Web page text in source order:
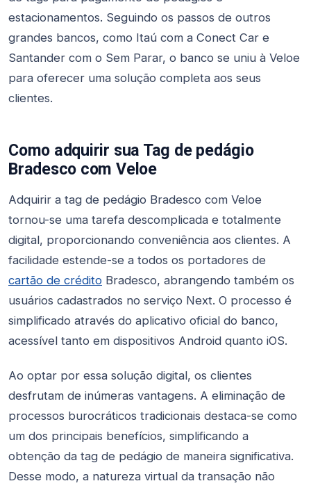
estacionamentos. Seguindo os passos de outros
grandes bancos, como Itaú com a Conect Car e
Santander com o Sem Parar, o banco se uniu à Veloe
para oferecer uma solução completa aos seus
clientes.
Como adquirir sua Tag de pedágio
Bradesco com Veloe
Adquirir a tag de pedágio Bradesco com Veloe
tornou-se uma tarefa descomplicada e totalmente
digital, proporcionando conveniência aos clientes. A
facilidade estende-se a todos os portadores de
cartão de crédito Bradesco, abrangendo também os
usuários cadastrados no serviço Next. O processo é
simplificado através do aplicativo oficial do banco,
acessível tanto em dispositivos Android quanto iOS.
Ao optar por essa solução digital, os clientes
desfrutam de inúmeras vantagens. A eliminação de
processos burocráticos tradicionais destaca-se como
um dos principais benefícios, simplificando a
obtenção da tag de pedágio de maneira significativa.
Desse modo, a natureza virtual da transação não